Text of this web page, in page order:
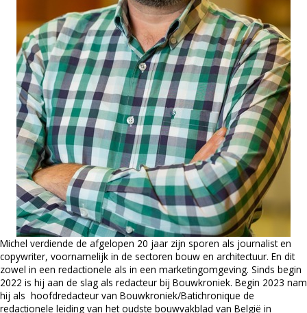
Michel verdiende de afgelopen 20 jaar zijn sporen als journalisten
copywriter, voornamelijk in de sectoren bouw en architectuur. En dit
zowel in een redactionele als in een marketingomgeving. Sinds begin
2022 is hij aan de slag als redacteur bij Bouwkroniek. Begin 2023 nam
hij als hoofdredacteur van Bouwkroniek/Batichronique de
redactionele leiding van het oudste bouwvakblad van België in